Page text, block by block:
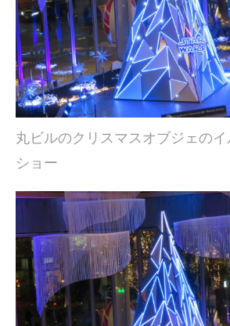
丸ビルのクリスマスオブジェの
ショー